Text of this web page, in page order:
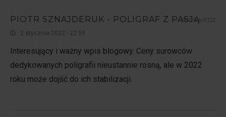
PIOTR SZNAJDERUK - POLIGRAF Z PASJĄ
2 stycznia 2022 - 22:59
Interesujący i ważny wpis blogowy. Ceny surowców
dedykowanych poligrafii nieustannie rosną, ale w 2022
roku może dojść do ich stabilizacji.
ODPOWIEDZ